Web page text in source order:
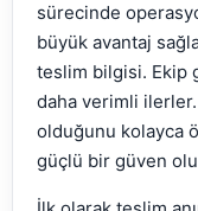
sürecinde
büyük avantaj
teslim bilgisi. Ekip
daha verimli ilerler.
olduğunu kolayca
güçlü bir güven